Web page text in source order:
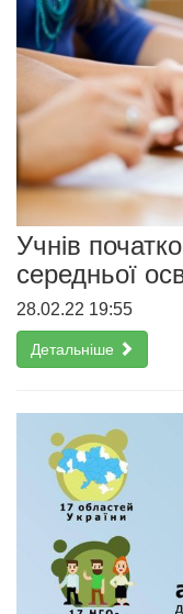
Учнів
середньої
28.02.22 19:55
Детальніше